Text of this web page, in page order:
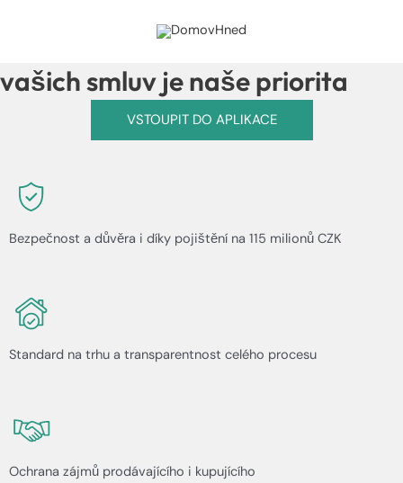
Bezpečí a rychlé vypořádání
vašich smluv je naše priorita
VSTOUPIT DO APLIKACE
Bezpečnost a důvěra i díky pojištění na 115 milionů CZK
Standard na trhu a transparentnost celého procesu
Ochrana zájmů prodávajícího i kupujícího